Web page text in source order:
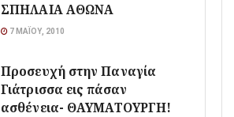
ΣΠΗΛΑΙΑ ΑΘΩΝΑ
7 ΜΑΪ́ΟΥ, 2010
Προσευχή στην Παναγία
Γιάτρισσα εις πάσαν
ασθένεια- ΘΑΥΜΑΤΟΥΡΓΗ!